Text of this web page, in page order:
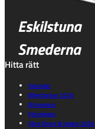
Eskilstuna
Smederna
Hitta rätt
Kalender
Biljettpriser 2026
Bli sponsor
Föreningen
Våra förare & ledare 2026